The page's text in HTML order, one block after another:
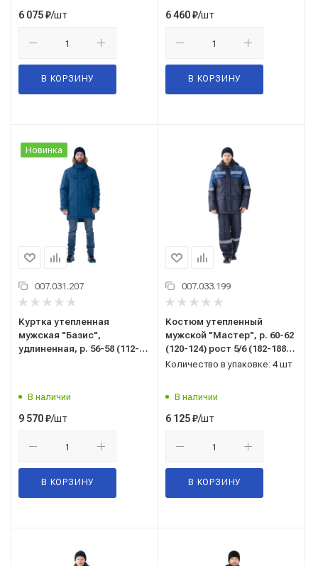
6 075₽/шт
В КОРЗИНУ
6 460₽/шт
В КОРЗИНУ
Новинка
007.031.207
Куртка утепленная
мужская "Базис",
удлиненная, р. 56-58 (112-
В наличии
9 570₽/шт
В КОРЗИНУ
007.033.199
Костюм утепленный
мужской "Мастер", р. 60-62
(120-124) рост 5/6 (182-188),
(куртка/полукомбинезон),
Количество в упаковке: 4 шт
В наличии
6 125₽/шт
В КОРЗИНУ